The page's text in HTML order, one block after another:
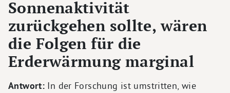
Sonnenaktivität
zurückgehen sollte, wären
die Folgen für die
Erderwärmung marginal
Antwort: In der Forschung ist umstritten, wie